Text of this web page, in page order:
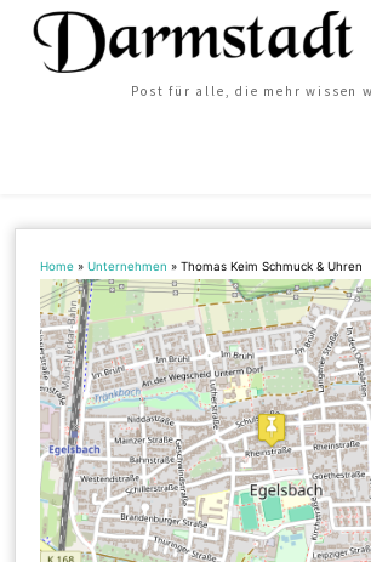
Post für alle, die mehr wissen
Home »Unternehmen »Thomas Keim Schmuck & Uhren